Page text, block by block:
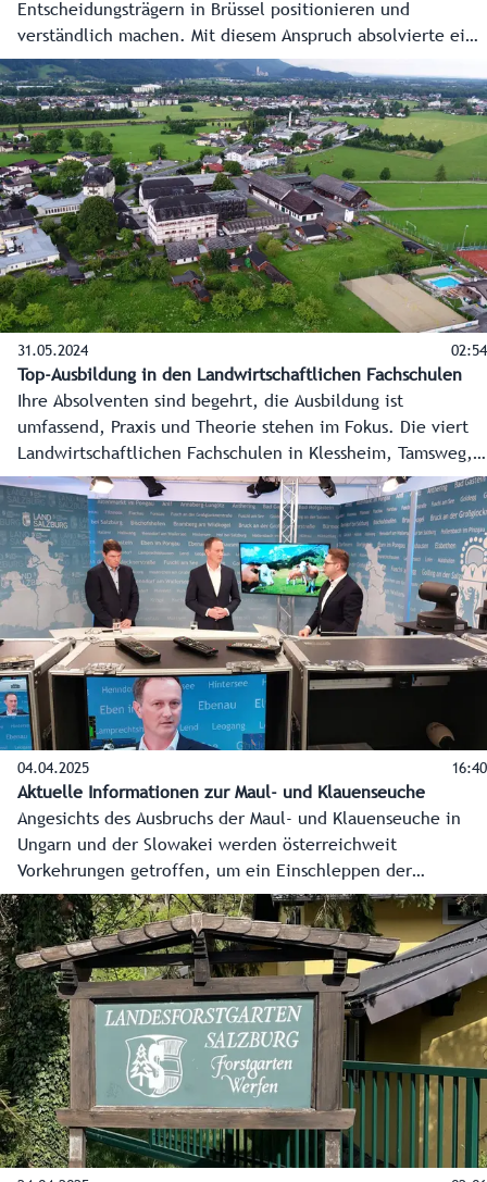
Entscheidungsträgern in Brüssel positionieren und
verständlich machen. Mit diesem Anspruch absolvierte eine
dreiköpfige Polit-Delegation des Landes, bestehend aus
Landeshauptmann Wilfried Haslauer, Landtagspräsidentin
Brigitta Pallauf und Landesrat Josef Schwaiger, Ende
Jänner 2023 einen zweitägigen EU-Arbeitsbesuch. Themen
waren unter anderem der Wolf, die Energiepreise und die
Bürokratie.
31.05.2024 02:54
Top-Ausbildung in den Landwirtschaftlichen Fachschulen
Ihre Absolventen sind begehrt, die Ausbildung ist
umfassend, Praxis und Theorie stehen im Fokus. Die viert
Landwirtschaftlichen Fachschulen in Klessheim, Tamsweg,
Oberalm (Winklhof) und Bruck im Überblick.
04.04.2025 16:40
Aktuelle Informationen zur Maul- und Klauenseuche
Angesichts des Ausbruchs der Maul- und Klauenseuche in
Ungarn und der Slowakei werden österreichweit
Vorkehrungen getroffen, um ein Einschleppen der
Tierseuche zu verhindern. In einem Informationsgespräch
informieren Abteilungsleiter Franz Moser und
Landesveterinärdirektor Peter Schiefer über die aktuelle
Lage und die in Salzburg getroffenen Vorbereitungen.
Darüber hinaus werden Verhaltenstipps für die
bevorstehende Ferienzeit gegeben, damit das Virus nicht
von Aufenthalten im Seuchengebiet nach Österreich
gelangt.